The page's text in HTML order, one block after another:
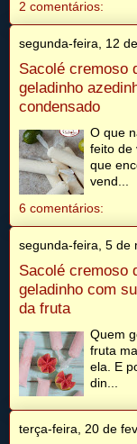
2 comentários:
segunda-feira, 12
Sacolé cremoso
geladinho
condensado
O que
feito de
que
vend...
6 comentários:
segunda-feira, 5 de
Sacolé cremoso
geladinho com
da fruta
Quem
fruta
ela. E
din...
terça-feira, 20 de